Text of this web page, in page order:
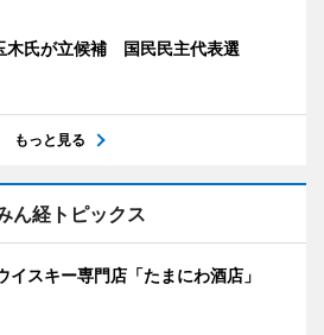
木氏が立候補 国民民主代表選
もっと見る
ん経トピックス
イスキー専門店「たまにわ酒店」